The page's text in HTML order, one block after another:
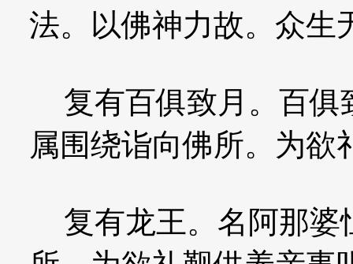
法。以佛神力故。众生
复有百俱致月。百俱
属围绕诣向佛所。为欲
复有龙王。名阿那婆